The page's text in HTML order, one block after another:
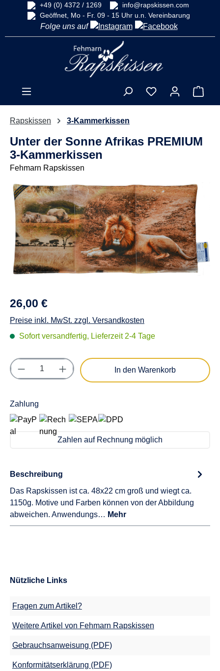
springen
+49 (0) 4372 / 1269
info@rapskissen.com
Geöffnet, Mo - Fr. 09 - 15 Uhr u.n. Vereinbarung
Folge uns auf
Rapskissen 3-Kammerkissen
Unter der Sonne Afrikas PREMIUM
3-Kammerkissen
Fehmarn Rapskissen
26,00 €
Preise inkl. MwSt. zzgl. Versandkosten
Sofort versandfertig, Lieferzeit 2-4 Tage
Produkt Anzahl: Gib den gewünschten
In den Warenkorb
Zahlung
Zahlen auf Rechnung möglich
Beschreibung
Das Rapskissen ist ca. 48x22 cm groß und wiegt ca.
1150g. Motive und Farben können von der Abbildung
abweichen. Anwendungs… Mehr
Nützliche Links
Fragen zum Artikel?
Weitere Artikel von Fehmarn Rapskissen
Gebrauchsanweisung (PDF)
Konformitätserklärung (PDF)